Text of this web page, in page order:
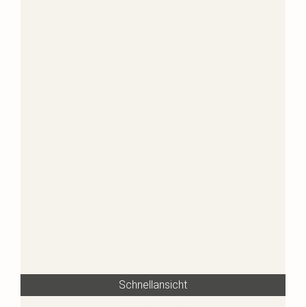
Schnellansicht